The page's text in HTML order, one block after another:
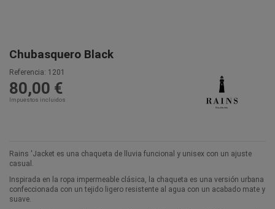
Chubasquero Black
Referencia: 1201
80,00 €
Impuestos incluidos
Rains 'Jacket es una chaqueta de lluvia funcional y unisex con un ajuste
casual.
Inspirada en la ropa impermeable clásica, la chaqueta es una versión urbana
confeccionada con un tejido ligero resistente al agua con un acabado mate y
suave.